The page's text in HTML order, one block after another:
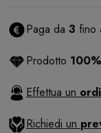
Paga da 3 fino
Prodotto
Effettua un
Richiedi un